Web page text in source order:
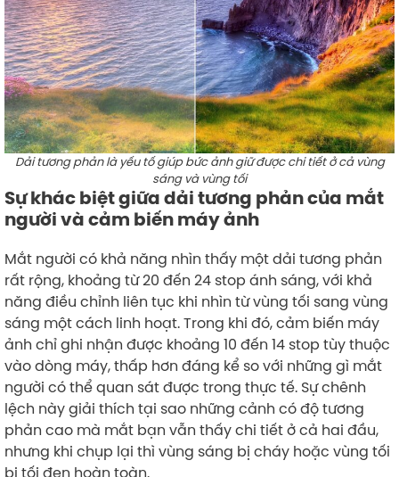
Dải tương phản là yếu tố giúp bức ảnh giữ được chi tiết ở cả vùng
sáng và vùng tối
Sự khác biệt giữa dải tương phản của mắt
người và cảm biến máy ảnh
Mắt người có khả năng nhìn thấy một dải tương phản
rất rộng, khoảng từ 20 đến 24 stop ánh sáng, với khả
năng điều chỉnh liên tục khi nhìn từ vùng tối sang vùng
sáng một cách linh hoạt. Trong khi đó, cảm biến máy
ảnh chỉ ghi nhận được khoảng 10 đến 14 stop tùy thuộc
vào dòng máy, thấp hơn đáng kể so với những gì mắt
người có thể quan sát được trong thực tế. Sự chênh
lệch này giải thích tại sao những cảnh có độ tương
phản cao mà mắt bạn vẫn thấy chi tiết ở cả hai đầu,
nhưng khi chụp lại thì vùng sáng bị cháy hoặc vùng tối
bị tối đen hoàn toàn.